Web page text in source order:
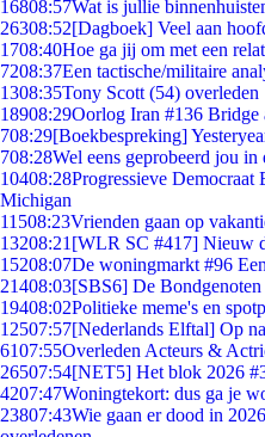
16808:57Wat is jullie
26308:52[Dagboek] Veel aan
1708:40Hoe ga jij om met een
7208:37Een tactische/militaire
1308:35Tony Scott (54) overleden
18908:29Oorlog Iran #136 Bridge
708:29[Boekbespreking]
708:28Wel eens geprobeerd jou in
10408:28Progressieve
Michigan
11508:23Vrienden gaan op
13208:21 [WLR SC #417] Nieuw
15208:07De woningmarkt #96
21408:03[SBS6] De Bondgenoten
19408:02Politieke meme's en
12507:57[Nederlands Elftal] Op
6107:55Overleden Acteurs &
26507:54[NET5] Het blok 2026
4207:47Woningtekort: dus ga je
23807:43Wie gaan er dood in